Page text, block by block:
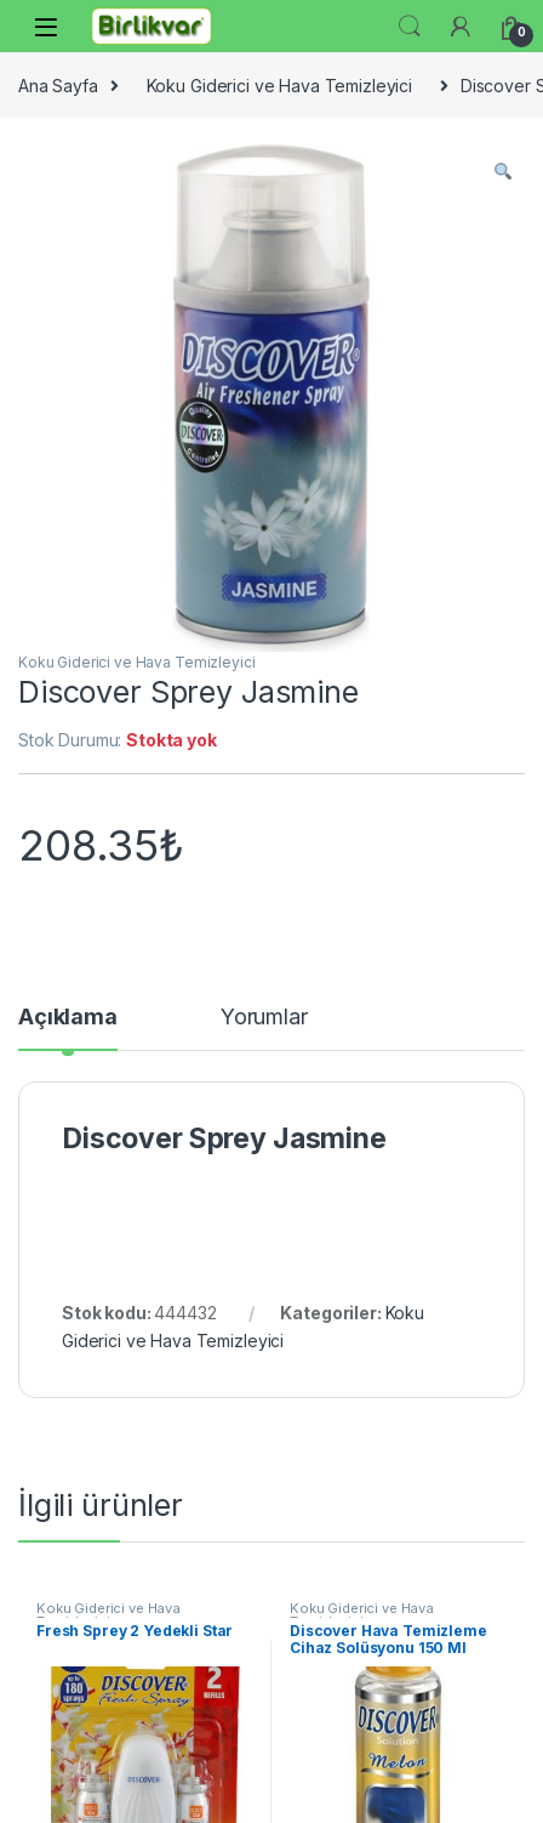
Skip to navigation
Skip to content
0
Ana Sayfa Koku Giderici ve Hava Temizleyici Discover
Koku Giderici ve Hava Temizleyici
Discover Sprey Jasmine
Stok Durumu:Stokta yok
208.35₺
Açıklama Yorumlar
Discover Sprey Jasmine
Stok kodu:444432 Kategoriler: Koku
Giderici ve Hava Temizleyici
İlgili ürünler
Koku Giderici ve Hava
Temizleyici
Fresh Sprey 2 Yedekli Star
Koku Giderici ve Hava
Temizleyici
Discover Hava Temizleme
Cihaz Solüsyonu 150 Ml